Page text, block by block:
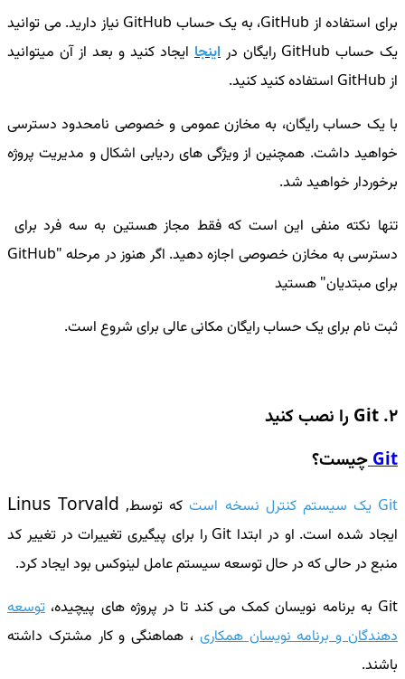
برای استفاده از GitHub، به یک حساب GitHub نیاز دارید. می توانید
یک حساب GitHub رایگان در
اینجا ایجاد کنید و بعد از آن میتوانید
از GitHub استفاده کنید کنید.
با یک حساب رایگان، به مخازن عمومی و خصوصی نامحدود دسترسی
خواهید داشت. همچنین از ویژگی های ردیابی اشکال و مدیریت پروژه
برخوردار خواهید شد.
تنها نکته منفی این است که فقط مجاز هستین به سه فرد برای
دسترسی به مخازن خصوصی اجازه دهید. اگر هنوز در مرحله "GitHub
برای مبتدیان" هستید
ثبت نام برای یک حساب رایگان مکانی عالی برای شروع است.
2. Git را نصب کنید
Gitچیست؟
Git یک سیستم کنترل نسخه است که توسط, Linus Torvald
ایجاد شده است. او در ابتدا Git را برای پیگیری تغییرات در تغییر کد
منبع در حالی که در حال توسعه سیستم عامل لینوکس بود ایجاد کرد.
Git به برنامه نویسان کمک می کند تا در پروژه های پیچیده،
توسعه
دهندگان و برنامه نویسان همکاری ، هماهنگی و کار مشترک داشته
باشند.